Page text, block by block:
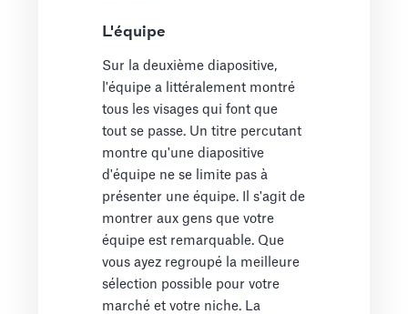
L'équipe
Sur la deuxième diapositive,
l'équipe a littéralement montré
tous les visages qui font que
tout se passe. Un titre percutant
montre qu'une diapositive
d'équipe ne se limite pas à
présenter une équipe. Il s'agit de
montrer aux gens que votre
équipe est remarquable. Que
vous ayez regroupé la meilleure
sélection possible pour votre
marché et votre niche. La